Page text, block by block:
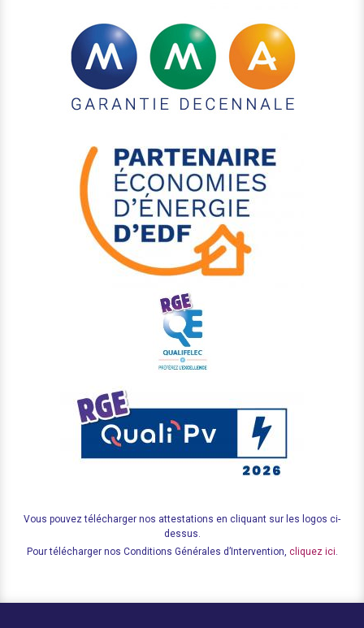
Vous pouvez télécharger nos attestations en cliquant sur les logos ci-
dessus.
Pour télécharger nos Conditions Générales d’Intervention, cliquez ici